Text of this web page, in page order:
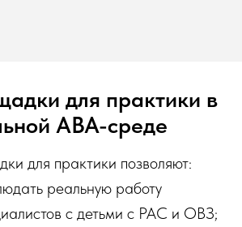
для практики в
ABA-среде
для практики позволяют:
реальную работу
с детьми с РАС и ОВЗ;